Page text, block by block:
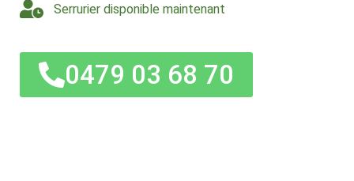
Serrurier disponible maintenant
0479 03 68 70